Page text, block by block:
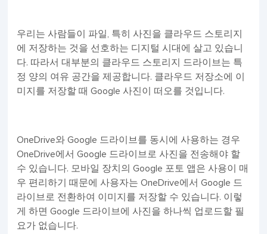
우리는 사람들이 파일, 특히 사진을 클라우드 스토리지
에 저장하는 것을 선호하는 디지털 시대에 살고 있습니
다. 따라서 대부분의 클라우드 스토리지 드라이브는 특
정 양의 여유 공간을 제공합니다. 클라우드 저장소에 이
미지를 저장할 때 Google 사진이 떠오를 것입니다.
OneDrive와 Google 드라이브를 동시에 사용하는 경우
OneDrive에서 Google 드라이브로 사진을 전송해야 할
수 있습니다. 모바일 장치의 Google 포토 앱은 사용이 매
우 편리하기 때문에 사용자는 OneDrive에서 Google 드
라이브로 전환하여 이미지를 저장할 수 있습니다. 이렇
게 하면 Google 드라이브에 사진을 하나씩 업로드할 필
요가 없습니다.